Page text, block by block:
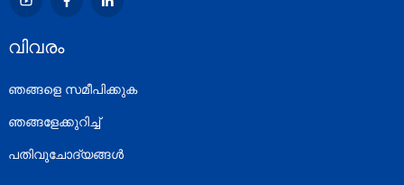
വിവരം
ഞങ്ങളെ സമീപിക്കുക
ഞങ്ങളേക്കുറിച്ച്
പതിവുചോദ്യങ്ങൾ